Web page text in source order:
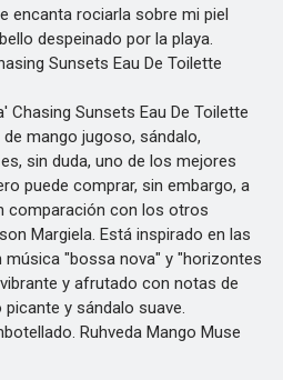
encanta rociarla sobre mi piel
despeinado por la playa.
Sunsets Eau De Toilette
Sunsets Eau De Toilette
mango jugoso, sándalo,
sin duda, uno de los mejores
puede comprar, sin embargo, a
comparación con los otros
Margiela. Está inspirado en las
música "bossa nova" y "horizontes
y afrutado con notas de
y sándalo suave.
Ruhveda Mango Muse